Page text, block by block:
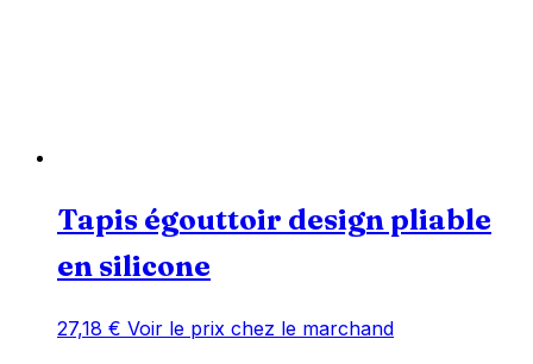
Tapis égouttoir design pliable
en silicone
27,18 € Voir le prix chez le marchand